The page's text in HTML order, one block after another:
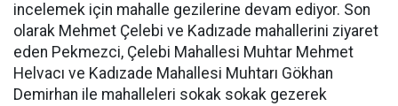
incelemek için mahalle gezilerine devam ediyor. Son
olarak Mehmet Çelebi ve Kadızade mahallerini ziyaret
eden Pekmezci, Çelebi Mahallesi Muhtar Mehmet
Helvacı ve Kadızade Mahallesi Muhtarı Gökhan
Demirhan ile mahalleleri sokak sokak gezerek